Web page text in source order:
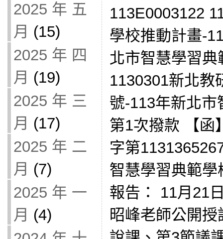
2025 年 五
月 (15)
2025 年 四
月 (19)
2025 年 三
月 (17)
2025 年 二
月 (7)
2025 年 一
月 (4)
113E0003122
學校推動計畫-
北市智慧學習
1130301新北教
號-113年新北
第1次撥款 【函
字第
智慧學習典範
報告： 11月21
昭峰老師公開